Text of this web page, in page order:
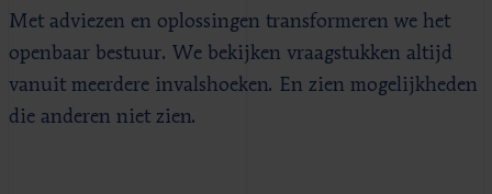
Met adviezen en oplossingen transformeren we het
openbaar bestuur. We bekijken vraagstukken altijd
vanuit meerdere invalshoeken. En zien mogelijkheden
die anderen niet zien.